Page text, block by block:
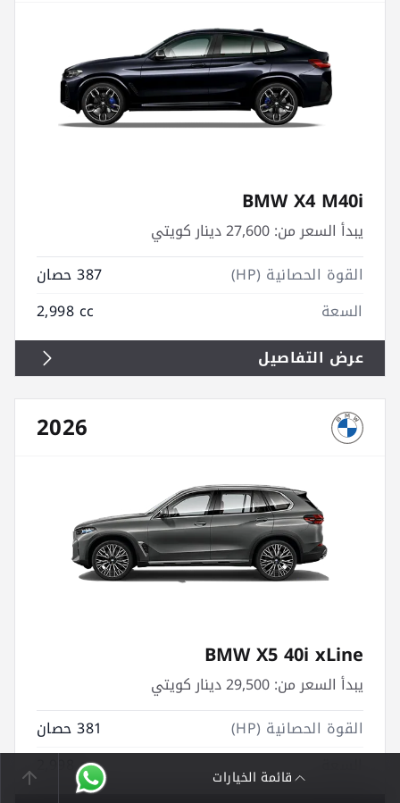
BMW X4 M40i
يبدأ السعر من:
القوة الحصانية (HP)
387 حصان
السعة
2,998 cc
عرض التفاصيل
2026
BMW X5 40i xLine
يبدأ السعر من:
القوة الحصانية (HP)
381 حصان
2,998 cc
قائمة الخيارات